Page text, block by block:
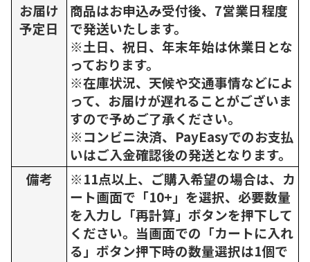
お届け
予定日
商品はお申込み受付後、7営業日程度
で発送いたします。
※土日、祝日、年末年始は休業日とな
っております。
※在庫状況、天候や交通事情などによ
って、お届けが遅れることがございま
すので予めご了承ください。
※コンビニ決済、PayEasyでのお支払
いはご入金確認後の発送となります。
備考
※11点以上、ご購入希望の場合は、カ
ート画面で「10+」を選択、必要数量
を入力し「再計算」ボタンを押下して
ください。当画面での「カートに入れ
る」ボタン押下時の数量選択は1個で